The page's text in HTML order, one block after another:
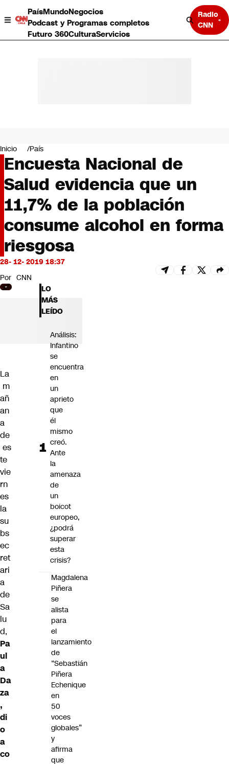
PaísMundoNegocios
Podcast y Programas completos
Futuro 360CulturaServicios
Radio
CNN
Negocios
Deportes
Programas completos
Cultura
Servicios
Bits
CNN Data
CNN tiempo
Futuro 360
Opinión
Inicio País
Encuesta Nacional de
Salud evidencia que un
11,7% de la población
consume alcohol en forma
riesgosa
28- 12- 2019 18:37
Por CNN
La
m
añ
an
a
de
es
te
vie
rn
es
la
su
bs
ec
ret
ari
a
de
Sa
lu
d,
Pa
ul
a
Da
za
,
di
o
a
co
LO
MÁS
LEÍDO
Análisis:
Infantino
se
encuentra
en
un
aprieto
que
él
mismo
creó.
Ante
la
amenaza
de
un
boicot
europeo,
¿podrá
superar
esta
crisis?
Magdalena
Piñera
se
alista
para
el
lanzamiento
de
“Sebastián
Piñera
Echenique
en
50
voces
globales”
y
afirma
que